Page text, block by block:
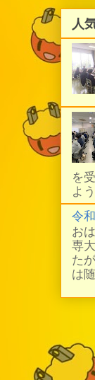
人
を
よ
令
お
専
た
は